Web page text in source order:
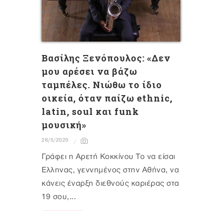
Βασίλης Ξενόπουλος: «Δεν
μου αρέσει να βάζω
ταμπέλες. Nιώθω το ίδιο
οικεία, όταν παίζω ethnic,
latin, soul και funk
μουσική»
26/5/2020
Γράφει η Αρετή Κοκκίνου Το να είσαι
Έλληνας, γεννημένος στην Αθήνα, να
κάνεις έναρξη διεθνούς καριέρας στα
19 σου,...